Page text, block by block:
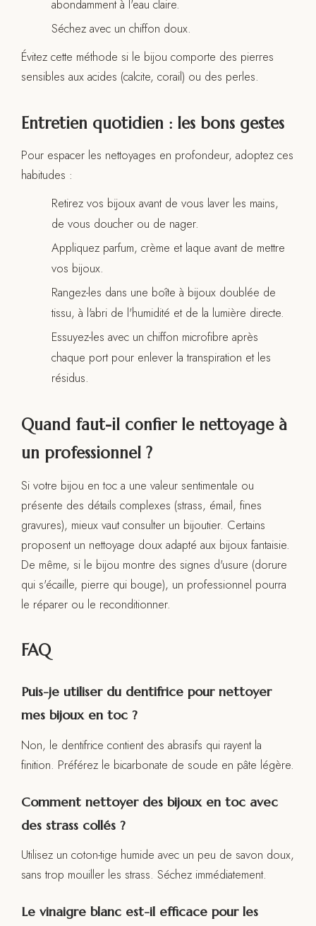
abondamment à l'eau claire.
Séchez avec un chiffon doux.
Évitez cette méthode si le bijou comporte des pierres
sensibles aux acides (calcite, corail) ou des perles.
Entretien quotidien : les bons gestes
Pour espacer les nettoyages en profondeur, adoptez ces
habitudes :
Retirez vos bijoux avant de vous laver les mains,
de vous doucher ou de nager.
Appliquez parfum, crème et laque avant de mettre
vos bijoux.
Rangez-les dans une boîte à bijoux doublée de
tissu, à l'abri de l'humidité et de la lumière directe.
Essuyez-les avec un chiffon microfibre après
chaque port pour enlever la transpiration et les
résidus.
Quand faut-il confier le nettoyage à
un professionnel ?
Si votre bijou en toc a une valeur sentimentale ou
présente des détails complexes (strass, émail, fines
gravures), mieux vaut consulter un bijoutier. Certains
proposent un nettoyage doux adapté aux bijoux fantaisie.
De même, si le bijou montre des signes d'usure (dorure
qui s'écaille, pierre qui bouge), un professionnel pourra
le réparer ou le reconditionner.
FAQ
Puis-je utiliser du dentifrice pour nettoyer
mes bijoux en toc ?
Non, le dentifrice contient des abrasifs qui rayent la
finition. Préférez le bicarbonate de soude en pâte légère.
Comment nettoyer des bijoux en toc avec
des strass collés ?
Utilisez un coton-tige humide avec un peu de savon doux,
sans trop mouiller les strass. Séchez immédiatement.
Le vinaigre blanc est-il efficace pour les